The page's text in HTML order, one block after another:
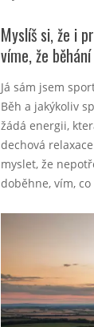
Myslíš si, že i
víme, že
Já sám jsem
Běh a jakýkoliv
žádá energii,
dechová
myslet, že
doběhne, vím,